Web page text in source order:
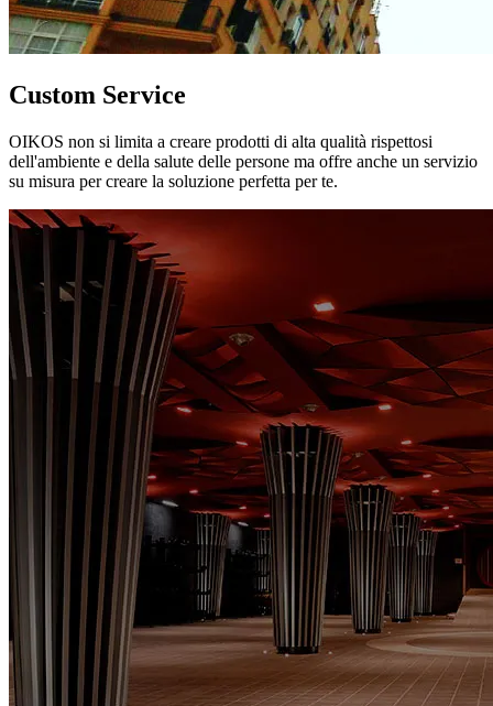
Custom Service
OIKOS non si limita a creare prodotti di alta qualità rispettosi
dell'ambiente e della salute delle persone ma offre anche un servizio
su misura per creare la soluzione perfetta per te.